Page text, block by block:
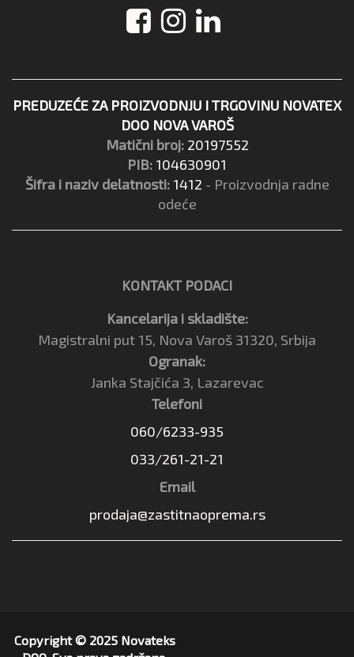
PREDUZEĆE ZA PROIZVODNJU I TRGOVINU NOVATEX
DOO NOVA VAROŠ
Matični broj: 20197552
PIB: 104630901
Šifra i naziv delatnosti: 1412 - Proizvodnja radne
odeće
KONTAKT PODACI
Kancelarija i skladište:
Magistralni put 15, Nova Varoš 31320, Srbija
Ogranak:
Janka Stajčića 3, Lazarevac
Telefoni
060/6233-935
033/261-21-21
Email
prodaja@zastitnaoprema.rs
Copyright © 2025 Novateks